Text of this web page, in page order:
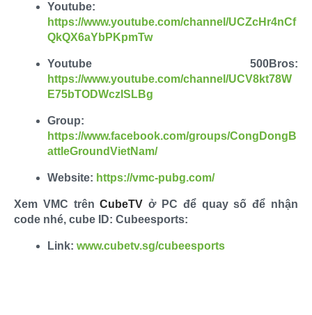
Youtube:
https://www.youtube.com/channel/UCZcHr4nCf
QkQX6aYbPKpmTw
Youtube 500Bros:
https://www.youtube.com/channel/UCV8kt78W
E75bTODWczISLBg
Group:
https://www.facebook.com/groups/CongDongB
attleGroundVietNam/
Website: https://vmc-pubg.com/
Xem VMC trênCubeTV ở PC để quay số để nhận
code nhé, cube ID: Cubeesports:
Link: www.cubetv.sg/cubeesports